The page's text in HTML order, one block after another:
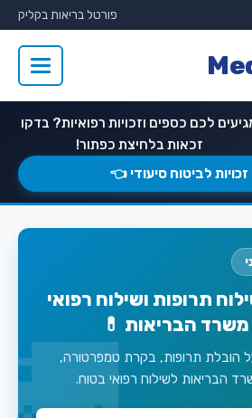
פורטל בריאות בקליק
לכם כספים וזכויות רפואיות? בדקו
זכאות בלחיצת כפתור!
לביטוח סיעודי 👈
תרופות ושילוח רפואי
הבריאות 💊
הובלת תרופות, בקרת טמפרטורה,
הבריאות לשילוח רפואי בטוח.